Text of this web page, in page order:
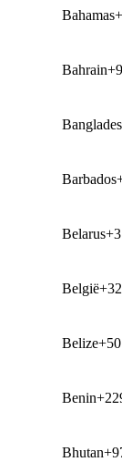
Bahamas
Bahrain
Barbados
Belarus
België+32
Belize
Benin
Bhutan